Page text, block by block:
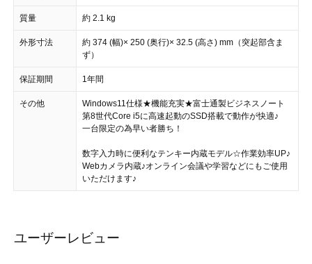
質量 約 2.1 kg
外形寸法
約 374 (幅)× 250 (奥行)× 32.5 (高さ) mm（突起部含ま
ず）
保証期間 1年間
その他
Windows11仕様★機能充実★富士通製ビジネスノート
第8世代Core i5に高速起動のSSD搭載で動作が快適♪
一台限定の為早い者勝ち！
数字入力時に便利なテンキー内蔵モデル☆作業効率UP♪
Webカメラ内蔵♪オンライン会議や学習などにもご使用
いただけます♪
ユーザーレビュー